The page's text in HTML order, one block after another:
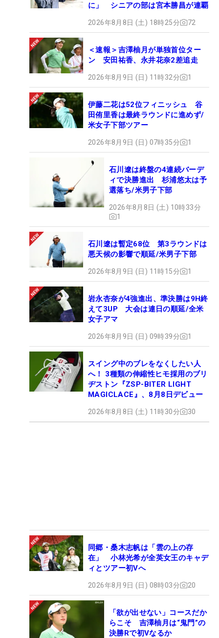
に」 シニアの部は宮本勝昌が連覇
2026年8月8日 (土) 18時25分 72
＜速報＞吉澤柚月が単独首位ター
ン 安田祐香、永井花奈2差追走
2026年8月9日 (日) 11時32分 1
伊藤二花は52位フィニッシュ 谷
田侑里香は最終ラウンドに進めず/
米女子下部ツアー
2026年8月9日 (日) 07時35分 1
石川遼は終盤の4連続バーデ
ィで決勝進出 杉浦悠太は予
選落ち/米男子下部
2026年8月8日 (土) 10時33分
1
石川遼は暫定68位 第3ラウンドは
悪天候の影響で順延/米男子下部
2026年8月9日 (日) 11時15分 1
岩永杏奈が4強進出、準決勝は9H終
えて3UP 大会は連日の順延/全米
女子アマ
2026年8月9日 (日) 09時39分 1
スイング中のブレをなくしたい人
へ！ 3種類の伸縮性ヒモ採用のブリ
ヂストン『ZSP-BITER LIGHT
MAGICLACE』、8月8日デビュー
2026年8月8日 (土) 11時30分 30
同郷・桑木志帆は「雲の上の存
在」 小林光希が全英女王のキャデ
ィとツアー初Vへ
2026年8月9日 (日) 08時03分 20
「欲が出せない」コースだか
らこそ 吉澤柚月は“鬼門”の
決勝Rで初Vなるか